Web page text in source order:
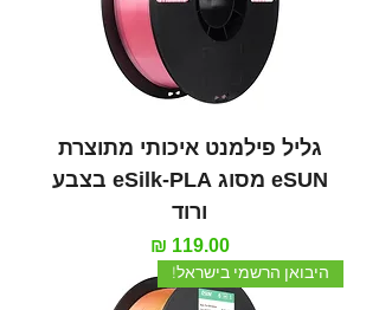
גליל פילמנט איכותי מתוצרת
eSUN מסוג eSilk-PLA בצבע
ורוד
מחיר‏119.00 ‏₪
היבואן הרשמי בישראל!